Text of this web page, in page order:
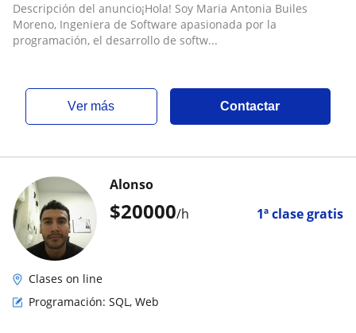
Descripción del anuncio¡Hola! Soy Maria Antonia Builes
Moreno, Ingeniera de Software apasionada por la
programación, el desarrollo de softw...
ver más Contactar
$20000/h 1ª clase gratis
Alonso
Clases on line
Programación: SQL, Web